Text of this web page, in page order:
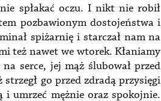
spłakać oczu. I nikt nie robił
pozbawionym dostojeństwa i
spiżarnię i starczał nam na
też nawet we wtorek. Kłaniamy
serce, jej mąż ślubował przed
go przed zdradą przysięgi
i umrzeć mężnie oraz spokojnie.